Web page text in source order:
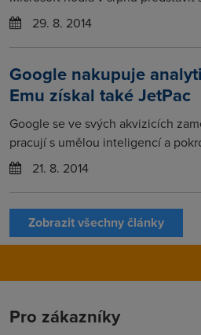
29. 8. 2014
Google nakupuje
Emu získal také JetPac
Google se ve svých akvizicích
pracují s umělou inteligencí a
21. 8. 2014
Zobrazit všechny články
Pro zákazníky